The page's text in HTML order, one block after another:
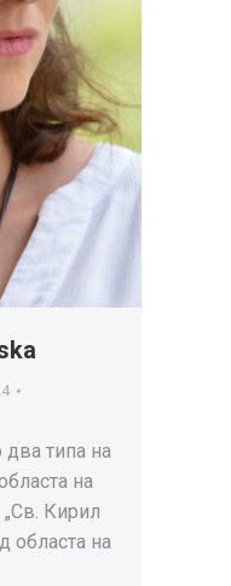
типа на
на
„Св. Кирил
областа на